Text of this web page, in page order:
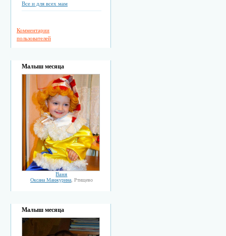
Все и для всех мам
Комментарии
пользователей
Малыш месяца
Ваня
Оксана Манжурина, Ртищево
Малыш месяца